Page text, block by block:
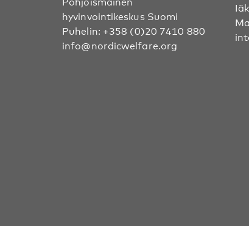
hyvinvointikeskus Suomi
Puhelin: +358 (0)20 7410 880
info@nordicwelfare.org